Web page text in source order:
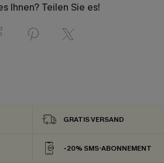
Ihnen? Teilen Sie es!
GRATIS VERSAND
-20% SMS-ABONNEMENT